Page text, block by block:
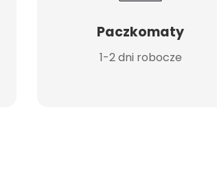
Paczkomaty
1-2 dni robocze